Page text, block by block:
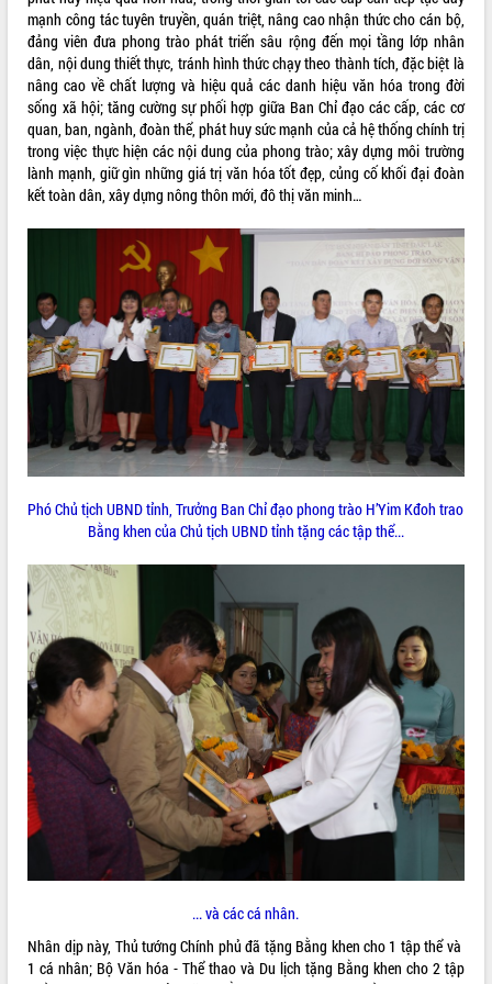
Lắk
Khơi thông điểm nghẽn, đẩy nhanh
giải ngân vốn khắc phục thiên tai
HĐND tỉnh thông qua điều chỉnh Quy
hoạch tỉnh thời kỳ 2021-2030
Hội thảo góp ý hồ sơ điều chỉnh quy
hoạch tỉnh Đắk Lắk thời kỳ 2021-2030,
tầm nhìn đến năm 2050
doanh nghiệp nhà nước
Hội nghị triển khai kết nối mạng
truyền số liệu chuyên dùng phục vụ cơ
quan Đảng, Nhà nước
Lễ phát động chuỗi hoạt động chung
tay làm sạch môi trường
Xã Ea Kar bước chuyển mình trong
công tác cải cách hành chính mô hình
mới
UBND tỉnh họp báo định kỳ tháng 4
Hội thảo khoa học “Giải pháp thúc đẩy
phát triển nền kinh tế xanh tại tỉnh
Tăng cường giám sát, đôn đốc thực
hiện nhiệm vụ quản lý tài sản công
hàng tuần
Tháo gỡ những vướng mắc, đẩy mạnh
công tác cải cách thủ tục hành chính
tại Trung tâm Phục vụ hành chính
công tỉnh
Đắk Lắk: Tôn vinh 46 giải pháp tại Hội
thi Sáng tạo Kỹ thuật 2024 - 2025
Đắk Lắk rà soát, điều chỉnh Đề án 190
về phát triển nuôi trồng thủy sản
Phó Chủ tịch UBND tỉnh Đắk Lắk
Trương Công Thái kiểm tra thực địa
Định vị cà phê Việt Nam như một “di
sản sống” trong dòng chảy toàn cầu
mạnh công tác tuyên truyền, quán triệt, nâng cao nhận thức cho cán bộ,
đảng viên đưa phong trào phát triển sâu rộng đến mọi tầng lớp nhân
dân, nội dung thiết thực, tránh hình thức chạy theo thành tích, đặc biệt là
nâng cao về chất lượng và hiệu quả các danh hiệu văn hóa trong đời
sống xã hội; tăng cường sự phối hợp giữa Ban Chỉ đạo các cấp, các cơ
quan, ban, ngành, đoàn thể, phát huy sức mạnh của cả hệ thống chính trị
trong việc thực hiện các nội dung của phong trào; xây dựng môi trường
lành mạnh, giữ gìn những giá trị văn hóa tốt đẹp, củng cố khối đại đoàn
kết toàn dân, xây dựng nông thôn mới, đô thị văn minh…
Phó Chủ tịch UBND tỉnh, Trưởng Ban Chỉ đạo phong trào H’Yim Kđoh trao
Bằng khen của Chủ tịch UBND tỉnh tặng các tập thể...
... và các cá nhân.
Nhân dịp này, Thủ tướng Chính phủ đã tặng Bằng khen cho 1 tập thể và
1 cá nhân; Bộ Văn hóa - Thể thao và Du lịch tặng Bằng khen cho 2 tập